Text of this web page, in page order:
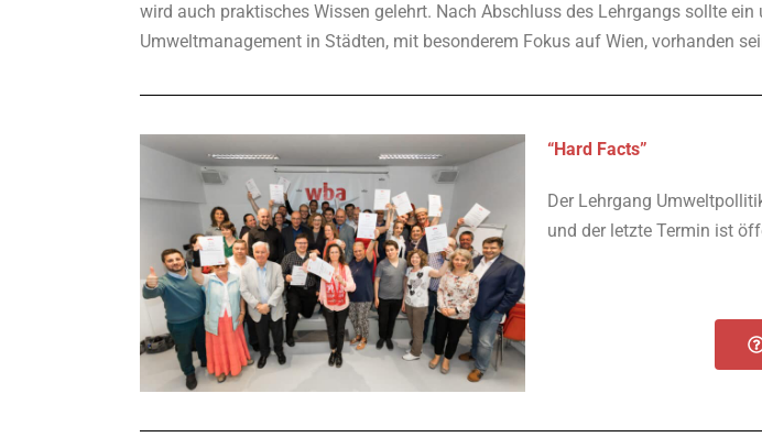
wird auch praktisches Wissen gelehrt. Nach Abschluss des Lehrgangs sollte
Umweltmanagement in Städten, mit besonderem Fokus auf Wien, vorhanden
“Hard Facts”
Der Lehrgang
und der letzte Termin ist